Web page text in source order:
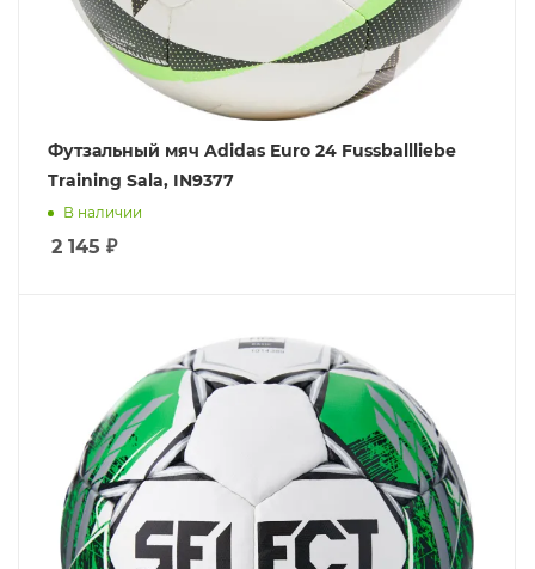
Футзальный мяч Adidas Euro 24 Fussballliebe
Training Sala, IN9377
В наличии
2 145 ₽